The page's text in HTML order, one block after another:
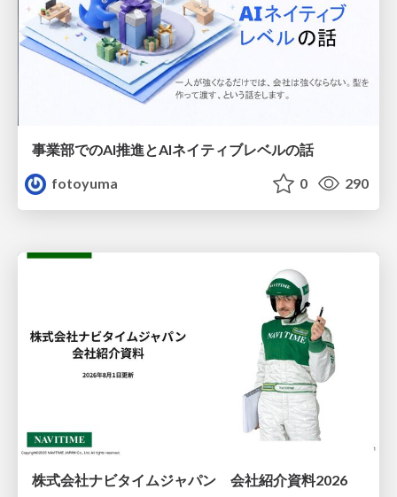
事業部でのAI推進とAIネイティブレベルの話
fotoyuma
0 290
株式会社ナビタイムジャパン 会社紹介資料2026